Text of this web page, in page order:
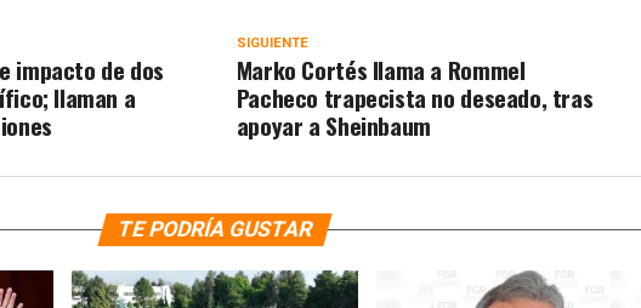
SIGUIENTE
Marko Cortés llama a Rommel
Pacheco trapecista no deseado, tras
apoyar a Sheinbaum
impacto de dos
llaman a
TE PODRÍA GUSTAR